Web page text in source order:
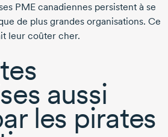
PME canadiennes persistent à se
de plus grandes organisations. Ce
leur coûter cher.
aussi
les pirates